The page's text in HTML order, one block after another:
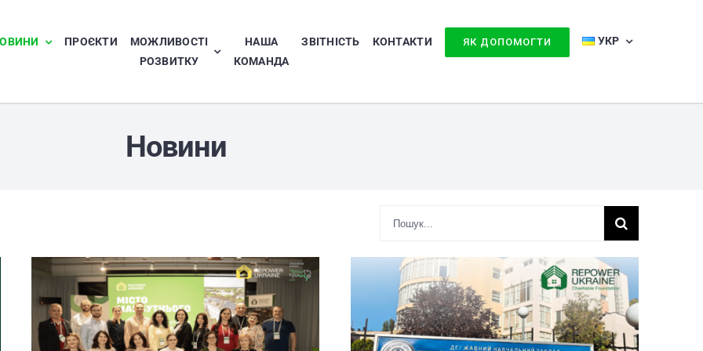
ПРОЄКТИ
МОЖЛИВОСТІ
РОЗВИТКУ
НАША
КОМАНДА
ЗВІТНІСТЬ КОНТАКТИ ЯК ДОПОМОГТИ УКР
Новини
Search